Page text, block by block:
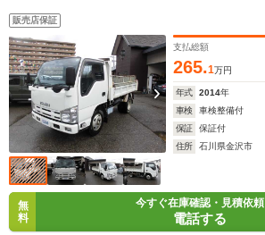
販売店保証
支払総額
265.1万円
年式 2014年
車検
車検整備付
保証
保証付
住所
石川県金沢市
無
料
今すぐ在庫確認・見積依頼
電話する